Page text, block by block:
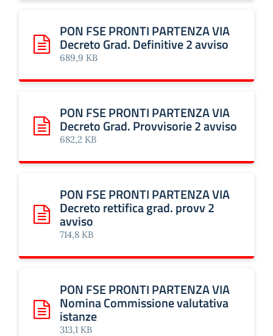
Scarica: PON FSE PRONTI PARTENZA VIA Decreto Grad.
PON FSE PRONTI PARTENZA VIA
Decreto Grad. Definitive 2 avviso
689,9 KB
Scarica: PON FSE PRONTI PARTENZA VIA Decreto Grad.
PON FSE PRONTI PARTENZA VIA
Decreto Grad. Provvisorie 2 avviso
682,2 KB
Scarica: PON FSE PRONTI PARTENZA VIA Decreto
PON FSE PRONTI PARTENZA VIA
Decreto rettifica grad. provv 2
avviso
714,8 KB
Scarica: PON FSE PRONTI PARTENZA VIA Nomina
PON FSE PRONTI PARTENZA VIA
Nomina Commissione valutativa
istanze
313,1 KB